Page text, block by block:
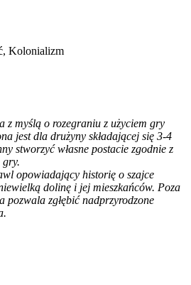
Kolonializm
z myślą o rozegraniu z użyciem gry
jest dla drużyny składającej się 3-4
stworzyć własne postacie zgodnie z
gry.
opowiadający historię o szajce
dolinę i jej mieszkańców. Poza
pozwala zgłębić nadprzyrodzone